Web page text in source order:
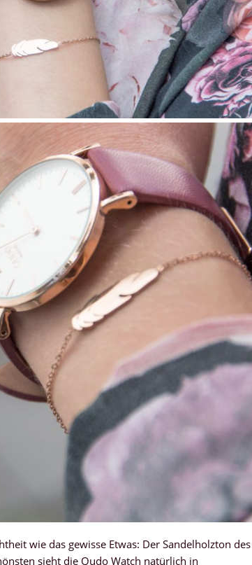
wie das gewisse Etwas: Der Sandelholzton des
sieht die Qudo Watch natürlich in